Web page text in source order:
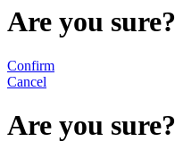
Are you sure?
Confirm
Cancel
Are you sure?